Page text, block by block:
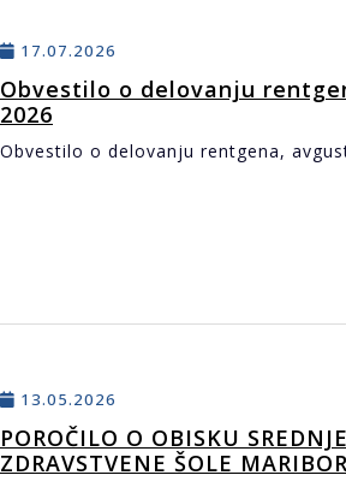
17.07.2026
Obvestilo o delovanju
2026
Obvestilo o delovanju rentgena,
13.05.2026
​POROČILO O OBISKU SREDNJE
ZDRAVSTVENE ŠOLE MARIBOR